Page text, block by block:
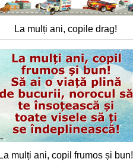
La mulți ani, copile drag!
La mulți ani, copil frumos și bun!